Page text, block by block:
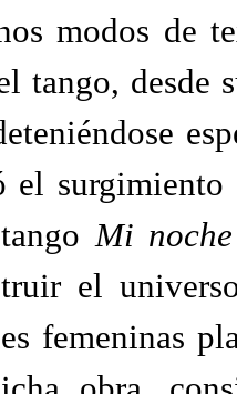
modos de
tango, desde
el
Mi
el
femeninas